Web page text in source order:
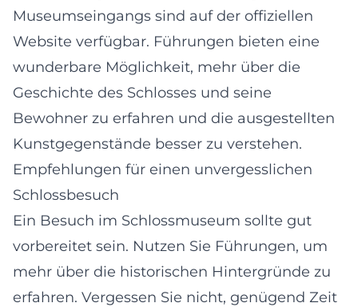
Museumseingangs sind auf der offiziellen
Website verfügbar. Führungen bieten eine
wunderbare Möglichkeit, mehr über die
Geschichte des Schlosses und seine
Bewohner zu erfahren und die ausgestellten
Kunstgegenstände besser zu verstehen.
Empfehlungen für einen unvergesslichen
Schlossbesuch
Ein Besuch im Schlossmuseum sollte gut
vorbereitet sein. Nutzen Sie Führungen, um
mehr über die historischen Hintergründe zu
erfahren. Vergessen Sie nicht, genügend Zeit